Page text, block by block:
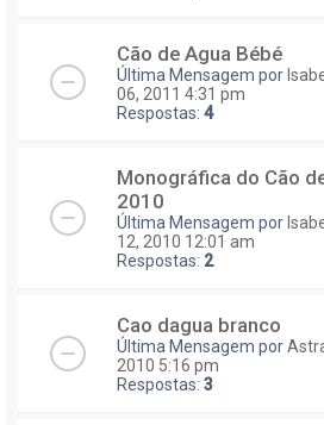
Cão de Agua Bébé
Última Mensagem por
06, 2011 4:31 pm
Respostas: 4
Monográfica do Cão
2010
Última Mensagem por
12, 2010 12:01 am
Respostas: 2
Cao dagua branco
Última Mensagem por
2010 5:16 pm
Respostas: 3